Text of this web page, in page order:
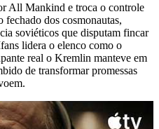
All Mankind e troca o controle
dos cosmonautas,
soviéticos que disputam fincar
lidera o elenco como o
real o Kremlin manteve em
de transformar promessas